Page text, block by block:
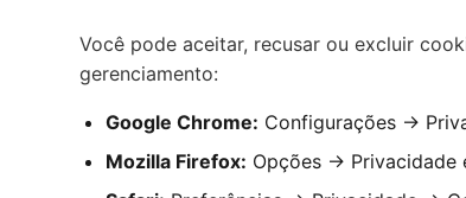
Você pode aceitar, recusar ou excluir
gerenciamento:
Google Chrome: Configurações →
Mozilla Firefox: Opções → Privacidade